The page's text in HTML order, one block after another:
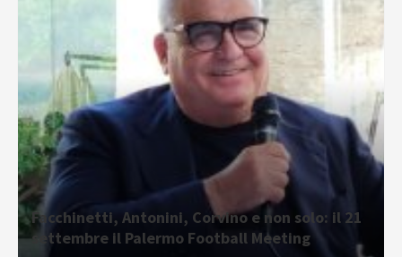
Facchinetti, Antonini, Corvino e non solo: il 21
settembre il Palermo Football Meeting